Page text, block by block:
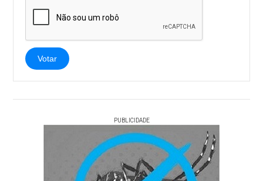
Votar
PUBLICIDADE